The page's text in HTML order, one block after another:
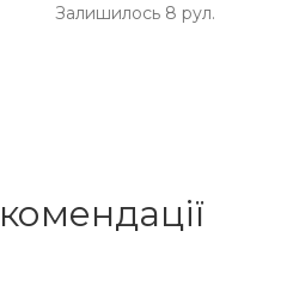
Залишилось 8 рул.